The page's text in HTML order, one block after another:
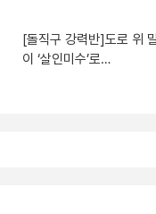
[돌직구 강력반]도로 위
이 ‘살인미수’로…